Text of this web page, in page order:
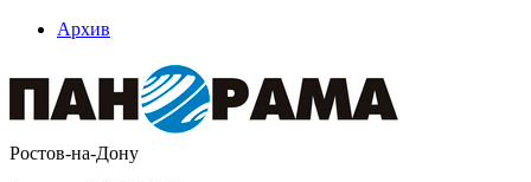
Архив
Ростов-на-Дону